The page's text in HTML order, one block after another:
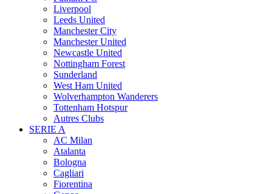
Liverpool
Leeds United
Manchester City
Manchester United
Newcastle United
Nottingham Forest
Sunderland
West Ham United
Wolverhampton Wanderers
Tottenham Hotspur
Autres Clubs
SERIE A
AC Milan
Atalanta
Bologna
Cagliari
Fiorentina